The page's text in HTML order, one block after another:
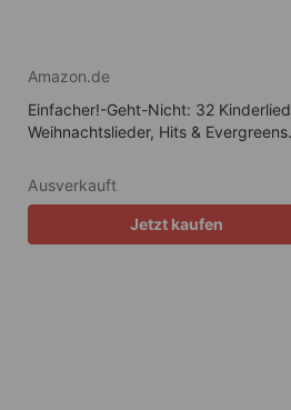
Amazon.de
Einfacher!-Geht-Nicht: 32
Weihnachtslieder, Hits &
Ausverkauft
Jetzt kaufen